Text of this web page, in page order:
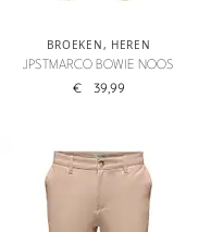
BROEKEN, HEREN
JPSTMARCO BOWIE NOOS
€ 39,99